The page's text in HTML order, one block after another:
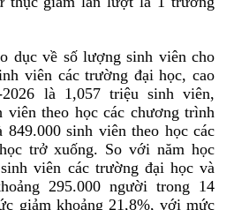
dục về số lượng sinh viên cho
viên các trường đại học, cao
2026 là 1,057 triệu sinh viên,
viên theo học các chương trình
sinh viên theo học các
trở xuống. So với năm học
viên các trường đại học và
295.000 người trong 14
giảm khoảng 21,8%, với mức